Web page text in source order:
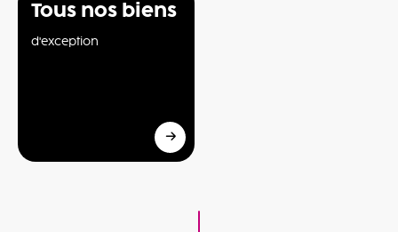
Tous nos biens
d'exception